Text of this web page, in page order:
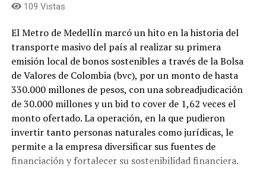
109 Vistas
El Metro de Medellín marcó un hito en la historia del
transporte masivo del país al realizar su primera
emisión local de bonos sostenibles a través de la Bolsa
de Valores de Colombia (bvc), por un monto de hasta
330.000 millones de pesos, con una sobreadjudicación
de 30.000 millones y un bid to cover de 1,62 veces el
monto ofertado. La operación, en la que pudieron
invertir tanto personas naturales como jurídicas, le
permite a la empresa diversificar sus fuentes de
financiación y fortalecer su sostenibilidad financiera.